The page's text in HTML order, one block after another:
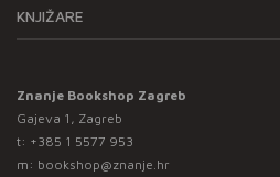
KNJIŽARE
Znanje Bookshop Zagreb
Gajeva 1, Zagreb
t: +385 1 5577 953
m: bookshop@znanje.hr